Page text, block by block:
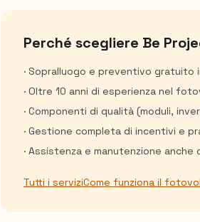
Perché scegliere Be
· Sopralluogo e preventivo gratuito
· Oltre 10 anni di esperienza nel
· Componenti di qualità (moduli,
· Gestione completa di incentivi e
· Assistenza e manutenzione
Tutti i serviziCome funziona il